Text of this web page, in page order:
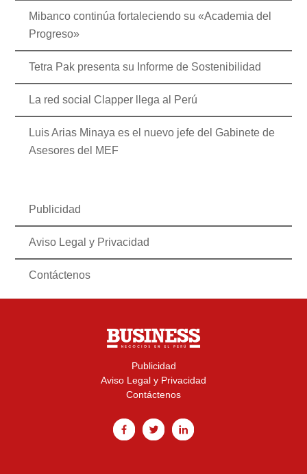
Mibanco continúa fortaleciendo su «Academia del
Progreso»
Tetra Pak presenta su Informe de Sostenibilidad
La red social Clapper llega al Perú
Luis Arias Minaya es el nuevo jefe del Gabinete de
Asesores del MEF
Publicidad
Aviso Legal y Privacidad
Contáctenos
Publicidad
Aviso Legal y Privacidad
Contáctenos